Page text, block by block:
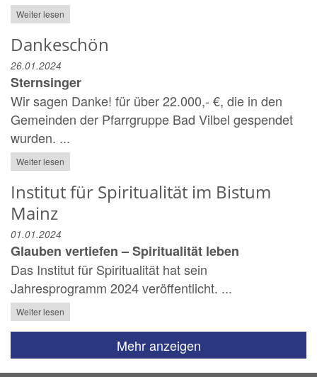
Weiter lesen
Dankeschön
26.01.2024
Sternsinger
Wir sagen Danke! für über 22.000,- €, die in den
Gemeinden der Pfarrgruppe Bad Vilbel gespendet
wurden. ...
Weiter lesen
Institut für Spiritualität im Bistum
Mainz
01.01.2024
Glauben vertiefen – Spiritualität leben
Das Institut für Spiritualität hat sein
Jahresprogramm 2024 veröffentlicht. ...
Weiter lesen
Mehr anzeigen